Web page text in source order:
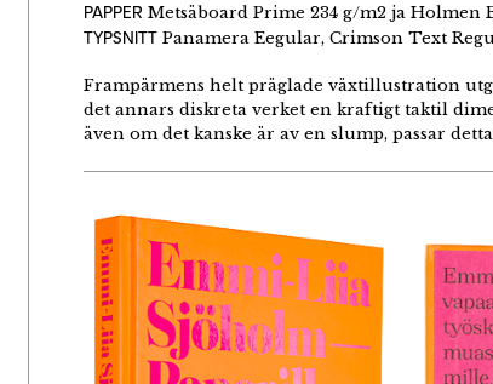
PAPPER Metsäboard Prime 234 g/m2 ja Holmen
TYPSNITT Panamera Eegular, Crimson Text
Frampärmens helt präglade växtillustration
det annars diskreta verket en kraftigt taktil
även om det kanske är av en slump, passar